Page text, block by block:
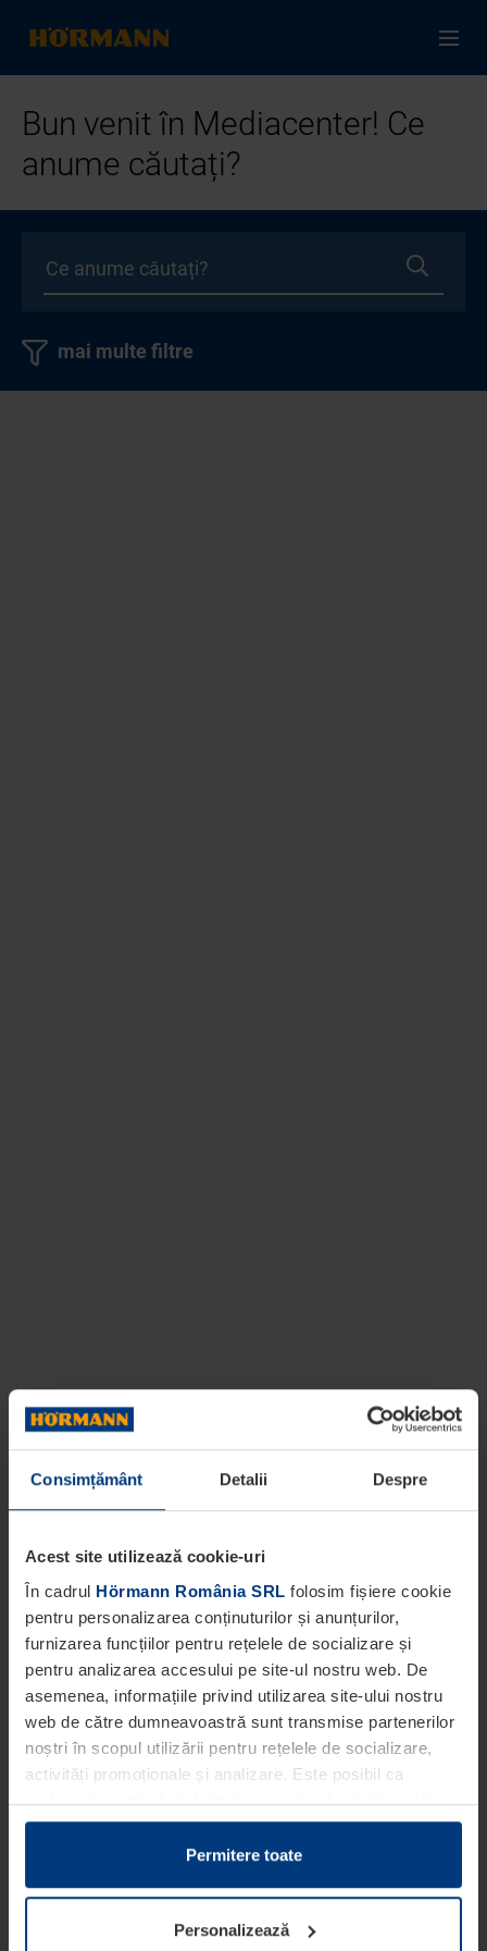
Consimțământ Detalii Despre
Acest site utilizează cookie-uri
În cadrul Hörmann România SRL folosim fișiere cookie
pentru personalizarea conținuturilor și anunțurilor,
furnizarea funcțiilor pentru rețelele de socializare și
pentru analizarea accesului pe site-ul nostru web. De
asemenea, informațiile privind utilizarea site-ului nostru
web de către dumneavoastră sunt transmise partenerilor
noștri în scopul utilizării pentru rețelele de socializare,
activități promoționale și analizare. Este posibil ca
partenerii noștri să sintetizeze aceste informații cu alte
date pe care dumneavoastră le-ați pus la dispoziția
acestora ori care au fost colectate în cadrul utilizării
Din punct de vedere legal, putem stoca fișiere cookie pe
dispozitivul dumneavoastră în cazul în care acestea sunt
Permitere toate
Personalizează
Bun venit în Mediacenter! Ce
anume căutați?
mai multe filtre